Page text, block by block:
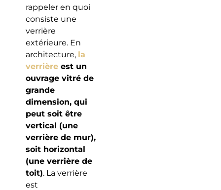
rappeler en quoi
consiste une
verrière
extérieure. En
architecture, la
verrièreest un
ouvrage vitré de
grande
dimension, qui
peut soit être
vertical (une
verrière de mur),
soit horizontal
(une verrière de
toit). La verrière
est